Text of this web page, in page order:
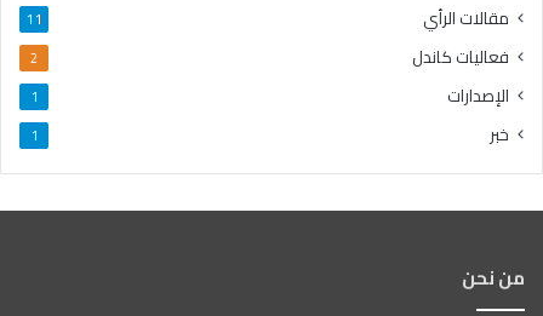
مقالات الرأي 11
فعاليات كاندل 2
الإصدارات 1
خبر 1
من نحن